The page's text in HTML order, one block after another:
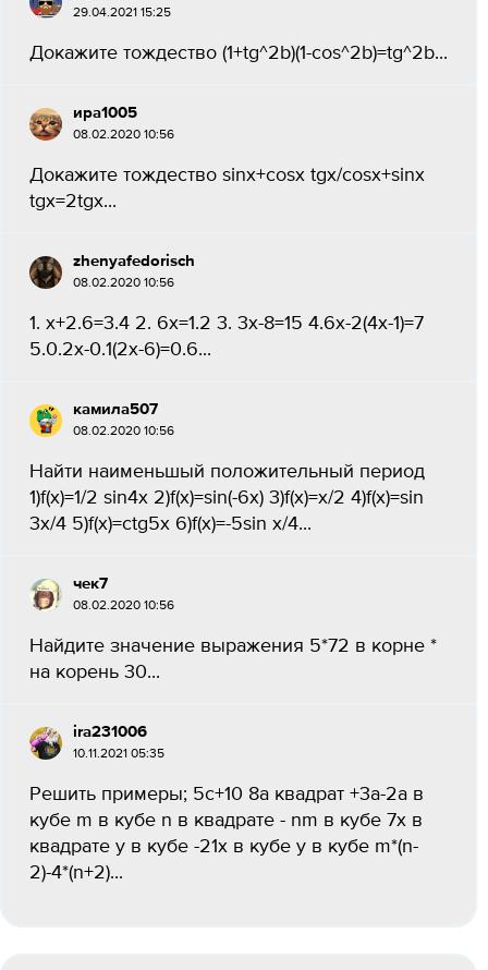
29.04.2021 15:25
Докажите тождество (1+tg^2b)(1-cos^2b)=tg^2b...
ира1005
08.02.2020 10:56
Докажите тождество sinx+cosx tgx/cosx+sinx
tgx=2tgx...
zhenyafedorisch
08.02.2020 10:56
1. х+2.6=3.4 2. 6х=1.2 3. 3х-8=15 4.6х-2(4х-1)=7
5.0.2х-0.1(2х-6)=0.6...
камила507
08.02.2020 10:56
Найти наименьшый положительный период
1)f(x)=1/2 sin4x 2)f(x)=sin(-6x) 3)f(x)=x/2 4)f(x)=sin
3x/4 5)f(x)=ctg5x 6)f(x)=-5sin x/4...
чек7
08.02.2020 10:56
Найдите значение выражения 5*72 в корне *
на корень 30...
ira231006
10.11.2021 05:35
Решить примеры; 5c+10 8a квадрат +3a-2a в
кубе m в кубе n в квадрате - nm в кубе 7x в
квадрате y в кубе -21x в кубе y в кубе m*(n-
2)-4*(n+2)...